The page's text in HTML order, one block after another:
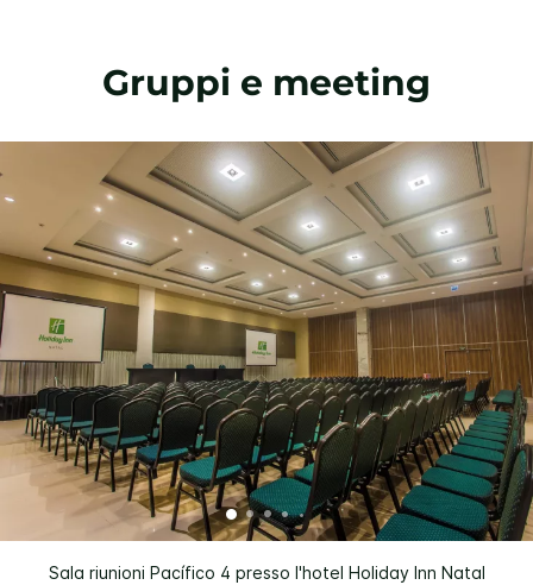
Gruppi e meeting
Sala riunioni Pacífico 4 presso l'hotel Holiday Inn Natal